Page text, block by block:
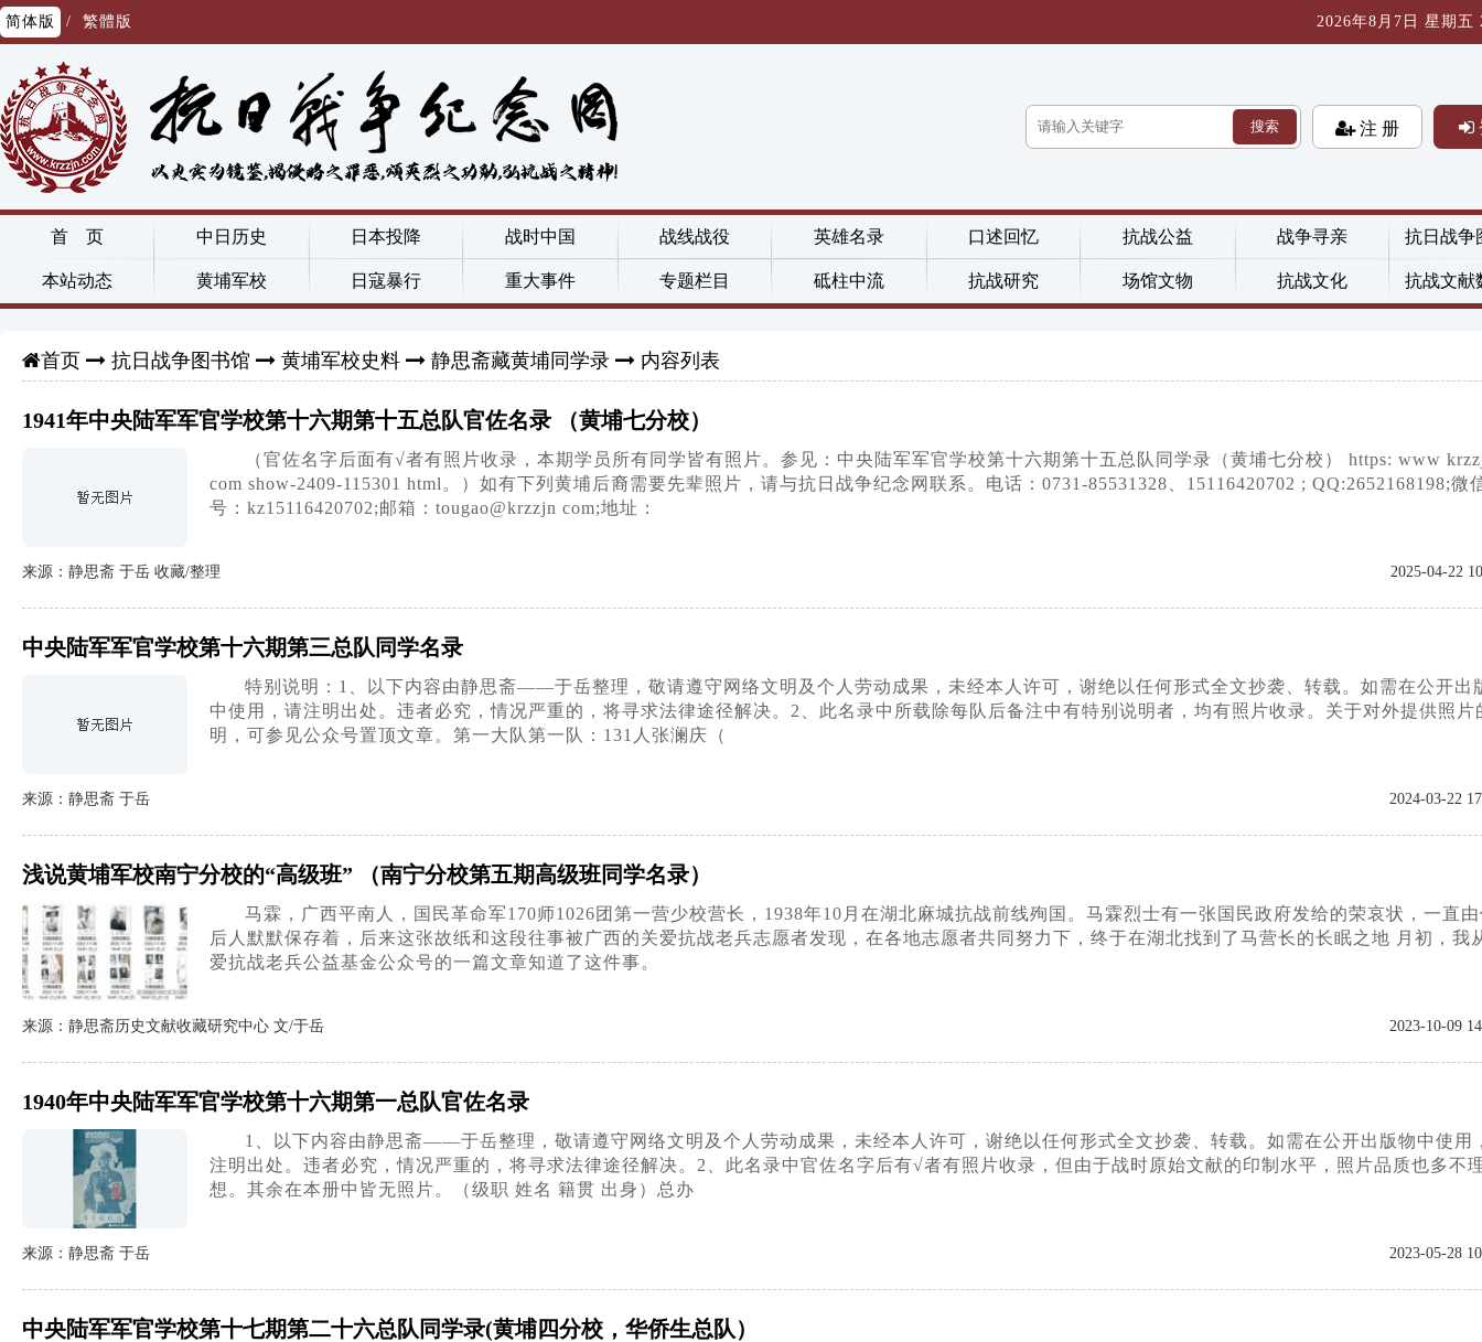
简体版 / 繁體版 2026年8月7日 星期五
搜索 注 册
首 页 中日历史 日本投降 战时中国 战线战役 英雄名录 口述回忆 抗战公益 战争寻亲 抗日战争
本站动态 黄埔军校 日寇暴行 重大事件 专题栏目 砥柱中流 抗战研究 场馆文物 抗战文化 抗战文献
首页 抗日战争图书馆 黄埔军校史料 静思斋藏黄埔同学录 内容列表
1941年中央陆军军官学校第十六期第十五总队官佐名录 （黄埔七分校）
（官佐名字后面有√者有照片收录，本期学员所有同学皆有照片。参见：中央陆军军官学校第十六期第十五总队同学录（黄埔七分校） https: www
com show-2409-115301 html。）如有下列黄埔后裔需要先辈照片，请与抗日战争纪念网联系。电话：0731-85531328、15116420702 ; QQ:2652168198;微
号：kz15116420702;邮箱：tougao@krzzjn com;地址：
来源：静思斋 于岳 收藏/整理 2025-04-22
中央陆军军官学校第十六期第三总队同学名录
特别说明：1、以下内容由静思斋——于岳整理，敬请遵守网络文明及个人劳动成果，未经本人许可，谢绝以任何形式全文抄袭、转载。如需在公开出
中使用，请注明出处。违者必究，情况严重的，将寻求法律途径解决。2、此名录中所载除每队后备注中有特别说明者，均有照片收录。关于对外提供照片
明，可参见公众号置顶文章。第一大队第一队：131人张澜庆（
来源：静思斋 于岳 2024-03-22
浅说黄埔军校南宁分校的“高级班” （南宁分校第五期高级班同学名录）
马霖，广西平南人，国民革命军170师1026团第一营少校营长，1938年10月在湖北麻城抗战前线殉国。马霖烈士有一张国民政府发给的荣哀状，一直
后人默默保存着，后来这张故纸和这段往事被广西的关爱抗战老兵志愿者发现，在各地志愿者共同努力下，终于在湖北找到了马营长的长眠之地 月初，我
爱抗战老兵公益基金公众号的一篇文章知道了这件事。
来源：静思斋历史文献收藏研究中心 文/于岳 2023-10-09
1940年中央陆军军官学校第十六期第一总队官佐名录
1、以下内容由静思斋——于岳整理，敬请遵守网络文明及个人劳动成果，未经本人许可，谢绝以任何形式全文抄袭、转载。如需在公开出版物中使用
注明出处。违者必究，情况严重的，将寻求法律途径解决。2、此名录中官佐名字后有√者有照片收录，但由于战时原始文献的印制水平，照片品质也多不
想。其余在本册中皆无照片。（级职 姓名 籍贯 出身）总办
来源：静思斋 于岳 2023-05-28
中央陆军军官学校第十七期第二十六总队同学录(黄埔四分校，华侨生总队）